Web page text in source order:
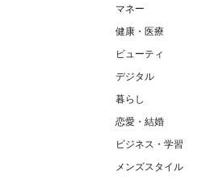
マネー
健康・医療
ビューティ
デジタル
暮らし
恋愛・結婚
ビジネス・学習
メンズスタイル